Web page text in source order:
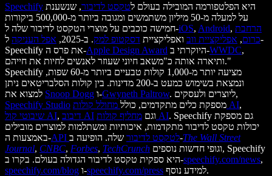
Speechify
היא הפלטפורמה המובילה בעולם לטקסט לדיבור, שנשענת
על למעלה מ-50 מיליון משתמשים ומגובה ביותר מ-500,000 ביקורות
חמישה כוכבים על מוצרי הטקסט לדיבור שלה ל-iOS, Android, הרחבת
כרום, אפליקציית ווב ואפליקציית דסקטופ למק. ב-2025, אפל העניקה ל-
Speechify את פרס ה-Apple Design Award היוקרתי ב-WWDC,
ותיארה אותה כ"משאב חיוני שעוזר לאנשים לחיות את חייהם."
Speechify מציעה יותר מ-1,000 קולות טבעיים ביותר מ-60 שפות,
ונמצאת בשימוש כמעט ב-200 מדינות. בין קולות הסלבריטאים ניתן
Snoop Dogg ו-Gwyneth Paltrow
. ליוצרים ולעסקים,
Speechify Studio
מספקת כלים מתקדמים, כולל מחולל קולות AI,
שיבוטי קול AI, דיבוב AI וגם מחליף קולות AI. Speechify גם מספקת
יכולות טקסט לדיבור מתקדמות, איכותיות ומשתלמות למוצרים מובילים
באמצעות ה-
API לטקסט לדיבורשלה. הופיעה ב-The Wall Street
Journal, CNBC, Forbes, TechCrunch
היא ספקית טקסט לדיבור הגדולה בעולם. בקרו ב-speechify.com/news,
speechify.com/blog ו-speechify.com/press למידע נוסף.